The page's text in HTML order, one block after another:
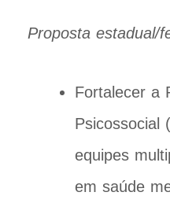
Proposta estadual/
Fortalecer a
Psicossocial
equipes
em saúde